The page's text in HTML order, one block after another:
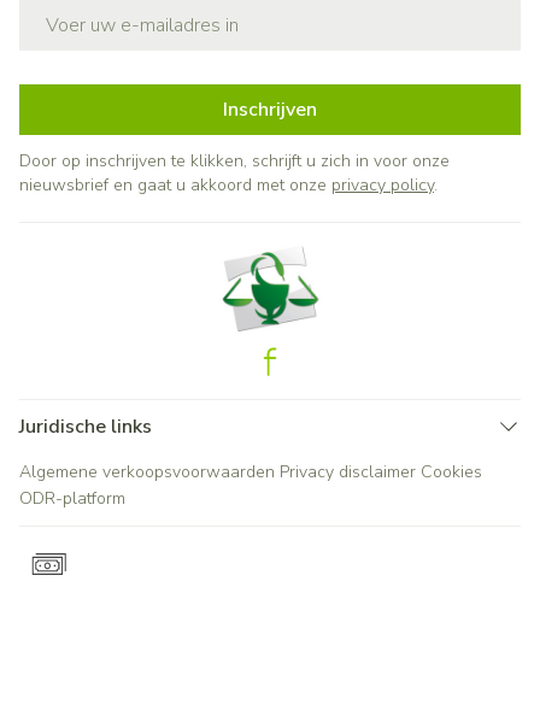
Inschrijven
Door op inschrijven te klikken, schrijft u zich in voor onze
nieuwsbrief en gaat u akkoord met onze privacy policy.
Juridische links
Algemene verkoopsvoorwaarden Privacy disclaimer Cookies
ODR-platform